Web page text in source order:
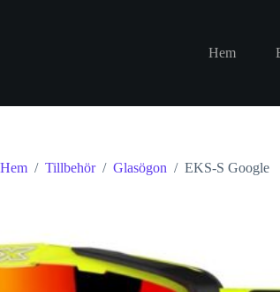
Hem
Hem / Tillbehör / Glasögon / EKS-S Google